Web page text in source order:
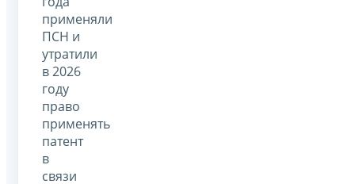
применяли
ПСН и
утратили
в 2026
году
право
применять
патент
в
связи